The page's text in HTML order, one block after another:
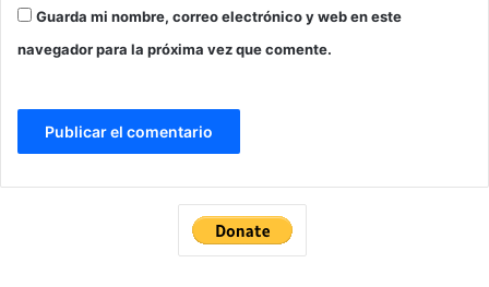
Guarda mi nombre, correo electrónico y web en este
navegador para la próxima vez que comente.